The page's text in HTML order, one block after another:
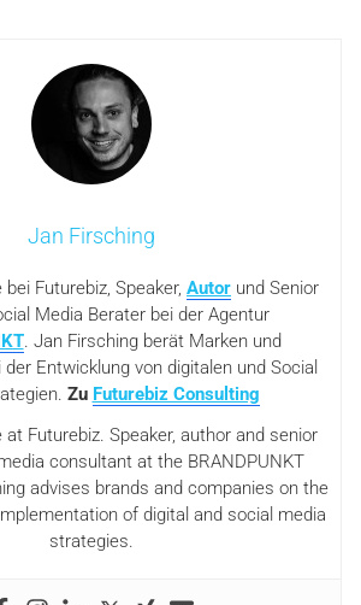
Jan Firsching
Futurebiz, Speaker, Autor und Senior
Media Berater bei der Agentur
. Jan Firsching berät Marken und
Entwicklung von digitalen und Social
Zu Futurebiz Consulting
at Futurebiz. Speaker, author and senior
consultant at the BRANDPUNKT
advises brands and companies on the
of digital and social media
strategies.